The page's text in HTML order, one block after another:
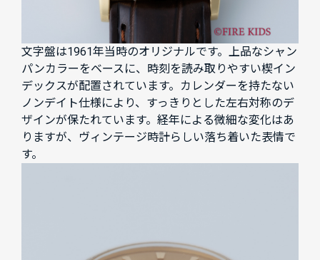
文字盤は1961年当時のオリジナルです。上品なシャン
パンカラーをベースに、時刻を読み取りやすい楔イン
デックスが配置されています。カレンダーを持たない
ノンデイト仕様により、すっきりとした左右対称のデ
ザインが保たれています。経年による微細な変化はあ
りますが、ヴィンテージ時計らしい落ち着いた表情で
す。